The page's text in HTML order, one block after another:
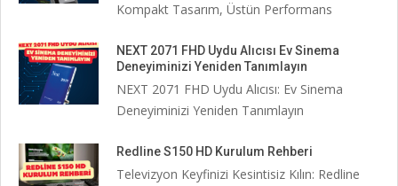
Kompakt Tasarım, Üstün Performans
NEXT 2071 FHD Uydu Alıcısı Ev Sinema
Deneyiminizi Yeniden Tanımlayın
NEXT 2071 FHD Uydu Alıcısı: Ev Sinema
Deneyiminizi Yeniden Tanımlayın
Redline S150 HD Kurulum Rehberi
Televizyon Keyfinizi Kesintisiz Kılın: Redline